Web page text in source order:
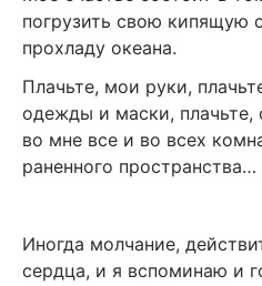
погрузить свою кипящую
прохладу океана.
Плачьте, мои руки,
одежды и маски, плачьте,
во мне все и во всех
раненного пространства…
Иногда молчание,
сердца, и я вспоминаю и